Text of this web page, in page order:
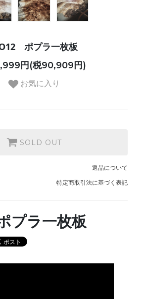
ポプラ一枚板
円(税90,909円)
お気に入り
SOLD OUT
返品について
特定商取引法に基づく表記
ラ一枚板